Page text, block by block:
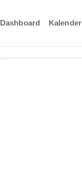
Dashboard Kalender